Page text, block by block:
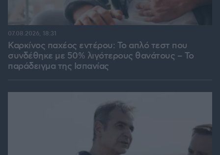
Καρκίνος παχέος εντέρου: Το απλό τεστ που
συνδέθηκε με 50% λιγότερους θανάτους – Το
παράδειγμα της Ισπανίας
07.08.2026, 18:31